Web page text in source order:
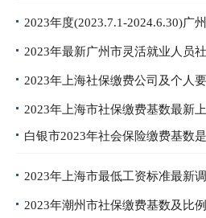
2023年度(2023.7.1-2024.6.30)广
2023年最新广州市灵活就业人员
2023年上海社保缴费公司及个人
2023年上海市社保缴费基数最新
白银市2023年社会保险缴费基数
2023年上海市最低工资标准最新
2023年潮州市社保缴费基数及比例